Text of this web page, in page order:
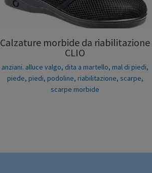
Calzature morbide da riabilitazione
CLIO
anziani. alluce valgo, dita a martello,mal di piedi,
piede, piedi, podoline, riabilitazione, scarpe,
scarpe morbide